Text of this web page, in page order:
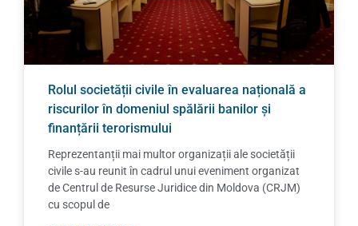
Rolul societății civile în evaluarea națională a
riscurilor în domeniul spălării banilor și
finanțării terorismului
Reprezentanții mai multor organizații ale societății
civile s-au reunit în cadrul unui eveniment organizat
de Centrul de Resurse Juridice din Moldova (CRJM)
cu scopul de